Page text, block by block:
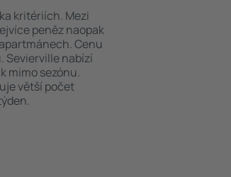
kritériích. Mezi
peněz naopak
Cenu
Sevierville nabízí
mimo sezónu.
větší počet